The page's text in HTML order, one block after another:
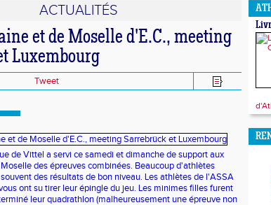
ACTUALITÉS
et de Moselle d'E.C., meeting
Luxembourg
Tweet
de Vittel a servi ce samedi et dimanche de support aux
des épreuves combinées. Beaucoup d'athlètes
des résultats de bon niveau. Les athlètes de l'ASSA
ont su tirer leur épingle du jeu. Les minimes filles furent
leur quadrathlon (malheureusement une épreuve non